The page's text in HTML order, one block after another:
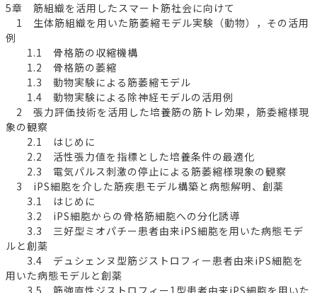
5章 筋組織を活用したスマート筋社会に向けて
1 生体筋組織を用いた筋萎縮モデル実験（動物），その活用
例
1.1 骨格筋の収縮機構
1.2 骨格筋の萎縮
1.3 動物実験による筋萎縮モデル
1.4 動物実験による除神経モデルの活用例
2 張力評価技術を活用した培養筋の筋トレ効果，筋委縮様現
象の観察
2.1 はじめに
2.2 活性張力値を指標とした培養条件の最適化
2.3 電気パルス刺激の停止による筋萎縮様現象の観察
3 iPS細胞を介した筋疾患モデル構築と病態解明、創薬
3.1 はじめに
3.2 iPS細胞からの骨格筋細胞への分化誘導
3.3 三好型ミオパチー患者由来iPS細胞を用いた病態モデ
ルと創薬
3.4 デュシェンヌ型筋ジストロフィー患者由来iPS細胞を
用いた病態モデルと創薬